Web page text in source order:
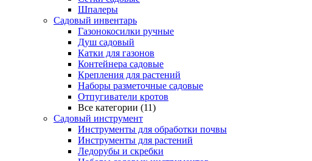
Шпалеры
Садовый инвентарь
Газонокосилки ручные
Душ садовый
Катки для газонов
Контейнера садовые
Крепления для растений
Наборы разметочные садовые
Отпугиватели кротов
Все категории (11)
Садовый инструмент
Инструменты для обработки почвы
Инструменты для растений
Ледорубы и скребки